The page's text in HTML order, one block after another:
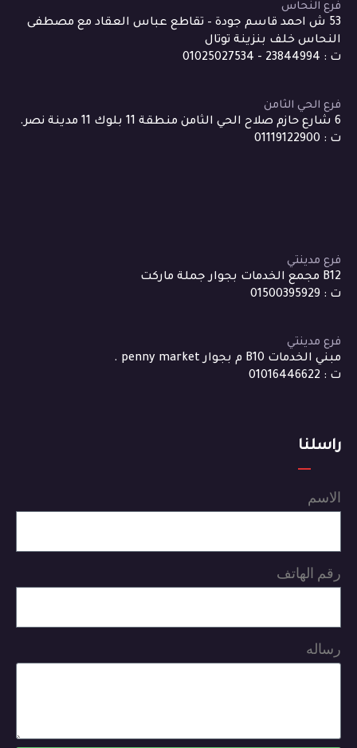
فرع النحاس
53 ش احمد قاسم جودة – تقاطع عباس العقاد مع مصطفى
النحاس خلف بنزينة توتال
ت : 23844994 - 01025027534
فرع الحي الثامن
6 شارع حازم صلاح الحي الثامن منطقة 11 بلوك 11 مدينة نصر.
ت : 01119122900
فرع مدينتي
B12 مجمع الخدمات بجوار جملة ماركت
ت : 01500395929
فرع مدينتي
مبني الخدمات B10 م بجوار penny market .
ت : 01016446622
راسلنا
الاسم
رقم الهاتف
رساله